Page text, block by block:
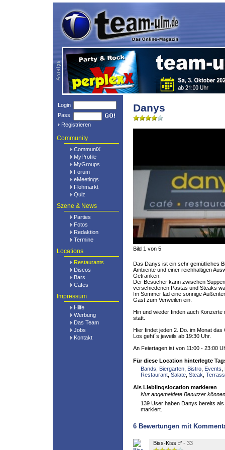
Login
Pass
Registrieren
Community
CommuniX
MyProfile
MyGroups
Forum
eMeetings
Flohmarkt
Quiz
Szene & News
Parties
Fotos
Redaktion
Termine
Locations
Restaurants
Discos
Bars
Cafes
Impressum
Hilfe
Werbung
Das Team
Jobs
Kontakt
Danys
Bild 1 von 5
Das Danys ist ein sehr gemütliches
Ambiente und einer reichhaltigen
Getränken.
Der Besucher kann zwischen
verschiedenen Pastas und Steaks
Im Sommer läd eine sonnige
Gast zum Verweilen ein.
Hin und wieder finden auch Konzerte
statt.
Hier findet jeden 2. Do. im Monat das
Los geht´s jeweils ab 19:30 Uhr.
An Feiertagen ist von 11:00 - 23:00
Für diese Location hinterlegte
Bands
Biergarten Bistro Events
Restaurant Salate Steak
Als Lieblingslocation markieren
Nur angemeldete Benutzer
139 User haben Danys bereits
markiert.
6 Bewertungen mit
Biss-Kiss - 33